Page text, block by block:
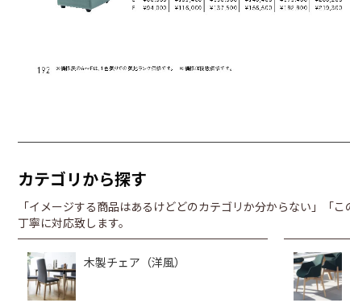
カテゴリから探す
「イメージする商品はあるけどどのカテゴリか分からない」「
丁寧に対応致します。
木製チェア（洋風）